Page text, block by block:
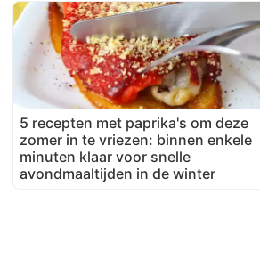
5 recepten met paprika's om deze
zomer in te vriezen: binnen enkele
minuten klaar voor snelle
avondmaaltijden in de winter